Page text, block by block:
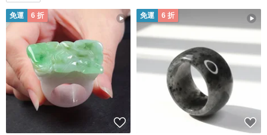
免運 6 折 免運 6 折